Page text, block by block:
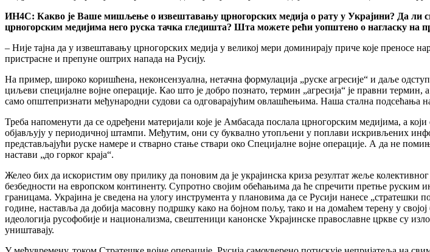
ИН4С: Какво је Ваше мишљење о извештавању црногорских медија о рату у Украјини? Да ли
црногорским медијима него руска тачка гледишта? Шта можете рећи уопштено о нагласку на
– Није тајна да у извештавању црногорских медија у великој мери доминирају приче које преносе
пристрасне и препуне оштрих напада на Русију.
На пример, широко коришћена, неконсензуална, нетачна формулација „руске агресије“ и даље
циљеви специјалне војне операције. Као што је добро познато, термин „агресија“ је правни
само општепризнати међународни судови са одговарајућим овлашћењима. Наша стална подсећања
Треба напоменути да се одређени материјали које је Амбасада послала црногорским медијима, а
објављују у периодичној штампи. Међутим, они су буквално утопљени у поплави искривљених
представљајући руске намере и стварно стање ствари око Специјалне војне операције. А да не
настави „до горког краја“.
Желео бих да искористим ову прилику да поновим да је украјинска криза резултат жеље
безбедности на европском континенту. Супротно својим обећањима да ће спречити претње руским
границама. Украјина је сведена на улогу инструмента у плановима да се Русији нанесе „стратешки
године, наставља да добија масовну подршку како на бојном пољу, тако и на домаћем терену у
идеологија русофобије и национализма, свештеници канонске Украјинске православне цркве су
уништавају.